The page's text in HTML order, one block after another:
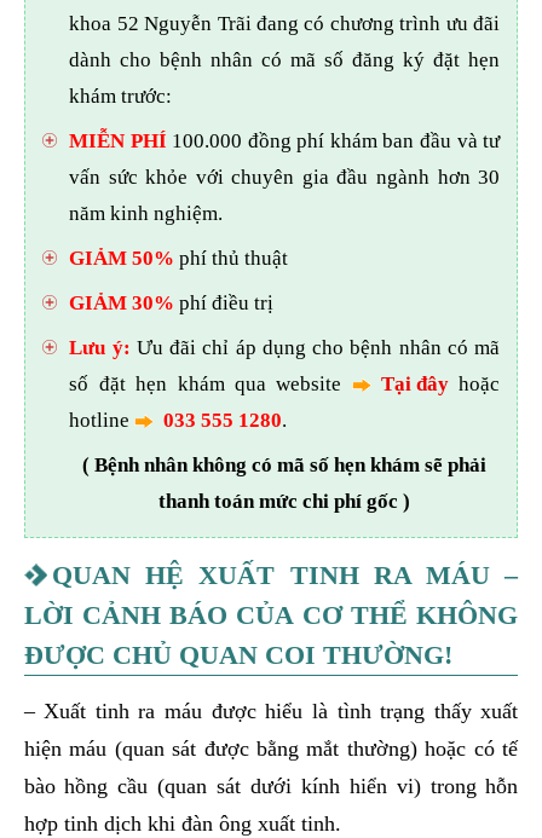
khoa 52 Nguyễn Trãi đang có chương trình ưu đãi
dành cho bệnh nhân có mã số đăng ký đặt hẹn
khám trước:
MIỄN PHÍ 100.000 đồng phí khám ban đầu và tư
vấn sức khỏe với chuyên gia đầu ngành hơn 30
năm kinh nghiệm.
GIẢM 50% phí thủ thuật
GIẢM 30% phí điều trị
Lưu ý: Ưu đãi chỉ áp dụng cho bệnh nhân có mã
số đặt hẹn khám qua website
Tại đâyhoặc
hotline
033 555 1280.
( Bệnh nhân không có mã số hẹn khám sẽ phải
thanh toán mức chi phí gốc )
QUAN HỆ XUẤT TINH RA MÁU –
LỜI CẢNH BÁO CỦA CƠ THỂ KHÔNG
ĐƯỢC CHỦ QUAN COI THƯỜNG!
– Xuất tinh ra máu được hiểu là tình trạng thấy xuất
hiện máu (quan sát được bằng mắt thường) hoặc có tế
bào hồng cầu (quan sát dưới kính hiển vi) trong hỗn
hợp tinh dịch khi đàn ông xuất tinh.